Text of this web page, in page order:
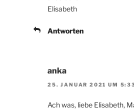
Elisabeth
Antworten
anka
25. JANUAR 2021 UM
Ach was, liebe Elisabeth,